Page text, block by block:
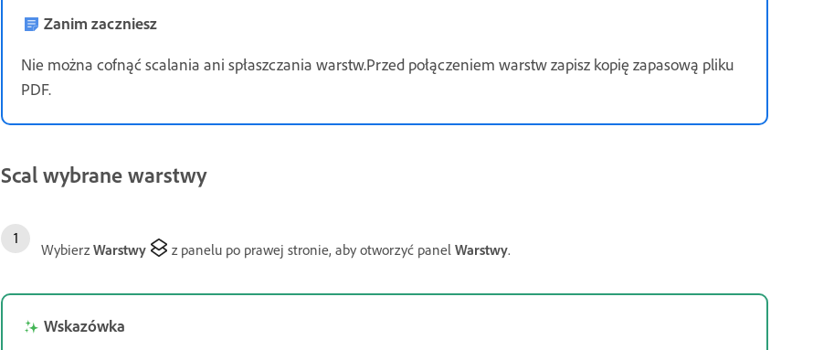
Zanim zaczniesz
Nie można cofnąć scalania ani spłaszczania warstw.Przed połączeniem warstw zapisz kopię zapasową pliku
PDF.
Scal wybrane warstwy
Wybierz Warstwy z panelu po prawej stronie, aby otworzyć panel Warstwy.
Wskazówka